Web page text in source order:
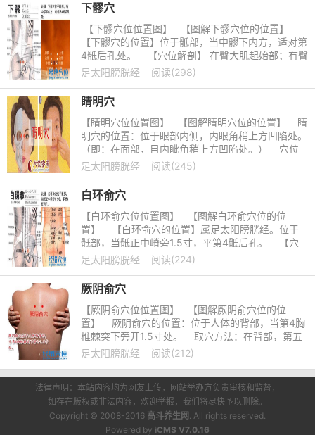
下髎穴
【下髎穴位位置图】 【图解下髎穴位的位置】
【下髎穴的位置】位于骶部，当中髎下内方，适对第
4骶后孔处。 【穴位解剖】 在臀大肌起始部；有臀
下动、静
足太阳膀胱经 阅读(298)
睛明穴
【睛明穴位位置图】 【图解睛明穴位的位置】 睛
明穴的位置：位于眼部内侧，内眼角稍上方凹陷处。
（即：在面部，目内眦角稍上方凹陷处。） 穴位
解剖
足太阳膀胱经 阅读(245)
白环俞穴
【白环俞穴位位置图】 【图解白环俞穴位的位
置】 【白环俞穴的位置】属足太阳膀胱经。位于
骶部，当骶正中嵴旁1.5寸，平第4骶后孔。 【穴
位解剖】穴下为皮肤、
足太阳膀胱经 阅读(224)
厥阴俞穴
【厥阴俞穴位位置图】 【图解厥阴俞穴位的位
置】 厥阴俞穴的位置：位于人体的背部，当第4胸
椎棘突下旁开1.5寸处。 取穴方法：在背部，第五
胸椎棘突上方，
足太阳膀胱经 阅读(212)
法律声明：本站内容均为网友上传，网站举办方负责审核和监督，
如存在版权或非法内容，欢迎举报，我们将尽快予以删除。
Copyright © 2008-2016 高斗养生网 . All rights reserved.
Powered by iCMS V7.0.16